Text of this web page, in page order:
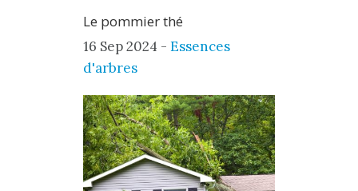
Le pommier thé
16 Sep 2024 - Essences
d'arbres